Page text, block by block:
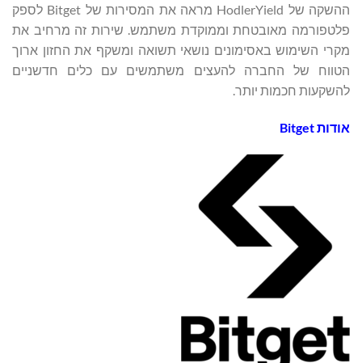
ההשקה של HodlerYield מראה את המסירות של Bitget לספק
פלטפורמה מאובטחת וממוקדת משתמש. שירות זה מרחיב את
מקרי השימוש באסימונים נושאי תשואה ומשקף את החזון ארוך
הטווח של החברה להעצים משתמשים עם כלים חדשניים
להשקעות חכמות יותר.
אודות Bitget